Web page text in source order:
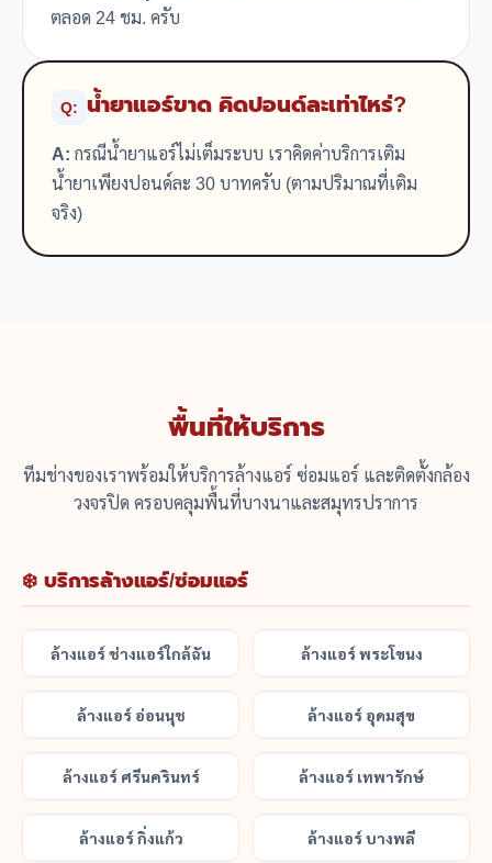
ตลอด 24 ชม. ครับ
Q: น้ำยาแอร์ขาด คิดปอนด์ละเท่าไหร่?
A: กรณีน้ำยาแอร์ไม่เต็มระบบ เราคิดค่าบริการเติม
น้ำยาเพียงปอนด์ละ 30 บาทครับ (ตามปริมาณที่เติม
จริง)
พื้นที่ให้บริการ
ทีมช่างของเราพร้อมให้บริการล้างแอร์ ซ่อมแอร์ และติดตั้งกล้อง
วงจรปิด ครอบคลุมพื้นที่บางนาและสมุทรปราการ
❄️ บริการล้างแอร์/ซ่อมแอร์
ล้างแอร์ ช่างแอร์ใกล้ฉัน ล้างแอร์ พระโขนง
ล้างแอร์ อ่อนนุช ล้างแอร์ อุดมสุข
ล้างแอร์ ศรีนครินทร์ ล้างแอร์ เทพารักษ์
ล้างแอร์ กิ่งแก้ว ล้างแอร์ บางพลี